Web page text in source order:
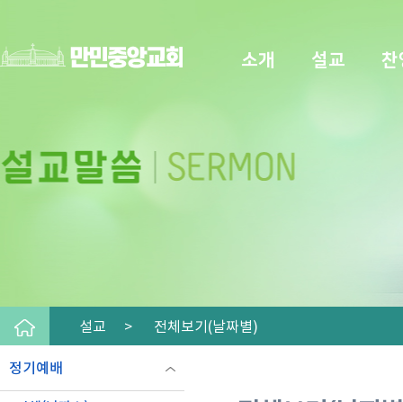
소개 설교 찬
설교 > 전체보기(날짜별)
정기예배